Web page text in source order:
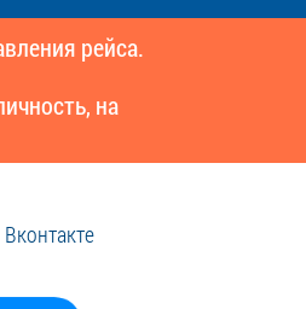
рейса.
на